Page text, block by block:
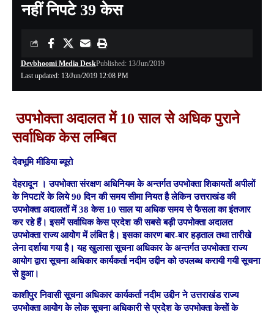
नहीं निपटे 39 केस
Last updated: 13/Jun/2019 12:08 PM
Devbhoomi Media DeskPublished: 13/Jun/2019
उपभोक्ता अदालत में 10 साल सेे अधिक पुराने
सर्वाधिक केस लम्बित
देवभूमि मीडिया ब्यूरो
देहरादून । उपभोक्ता संरक्षण अधिनियम के अन्तर्गत उपभोक्ता शिकायतोें अपीलों
के निपटारें के लिये 90 दिन की समय सीमा नियत है लेकिन उत्तराखंड की
उपभोक्ता अदालतों में 38 केस 10 साल या अधिक समय से फैसला का इंतजार
कर रहे हैं। इसमें सर्वाधिक केस प्रदेश की सबसे बड़ी उपभोक्ता अदालत
उपभोक्ता राज्य आयोेग में लंबित है। इसका कारण बार-बार हड़ताल तथा तारीखे
लेना दर्शाया गया हैै। यह खुलासा सूचना अधिकार के अन्तर्गत उपभोक्ता राज्य
आयोग द्वारा सूचना अधिकार कार्यकर्ता नदीम उद्दीन को उपलब्ध करायी गयी सूचना
से हुआ।
काशीपुर निवासी सूूचना अधिकार कार्यकर्ता नदीम उद्दीन ने उत्तराखंड राज्य
उपभोेक्ता आयोेग केे लोेक सूचना अधिकारी सेे प्रदेेश के उपभोक्ता केसोें के